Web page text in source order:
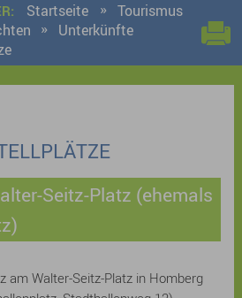
Startseite
Tourismus
Unterkünfte
Seitz-Platz (ehemals
am Walter-Seitz-Platz in Homberg